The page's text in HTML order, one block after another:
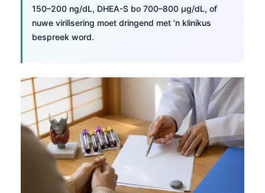
150–200 ng/dL, DHEA-S bo 700–800 µg/dL, of
nuwe virilisering moet dringend met ’n klinikus
bespreek word.
日本語
Čeština
ქართული
Русский
Lietuvių kalba
Slovenščina
Magyar